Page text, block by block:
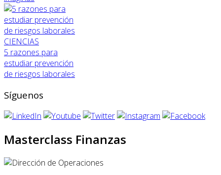
CIENCIAS
5 razones para
estudiar prevención
de riesgos laborales
Síguenos
Masterclass Finanzas